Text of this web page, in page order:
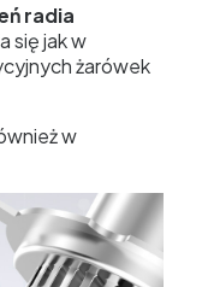
radia
się jak w
żarówek
w